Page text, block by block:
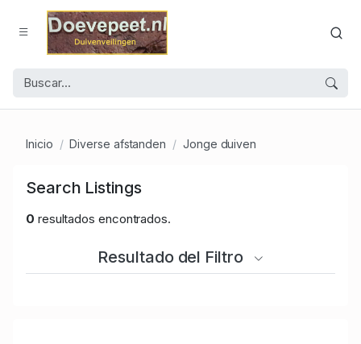
Inicio Diverse afstanden Jonge duiven
Search Listings
0 resultados encontrados.
Resultado del Filtro